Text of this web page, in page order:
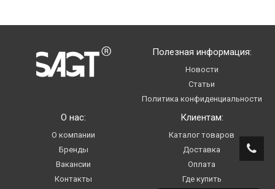
О нас:
О компании
Бренды
Вакансии
Контакты
Клиентам:
Каталог товаров
Доставка
Оплата
Где купить
Полезная информация:
Новости
Статьи
Политика конфиденциальности